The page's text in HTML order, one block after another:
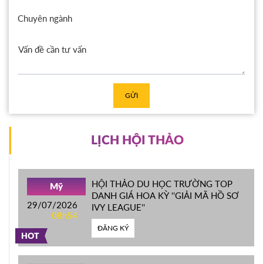
Chuyên ngành
GỬI
LỊCH HỘI THẢO
HOT
Mỹ
29/07/2026
08h54
HỘI THẢO DU HỌC TRƯỜNG TOP
DANH GIÁ HOA KỲ ''GIẢI MÃ HỒ SƠ
IVY LEAGUE''
ĐĂNG KÝ